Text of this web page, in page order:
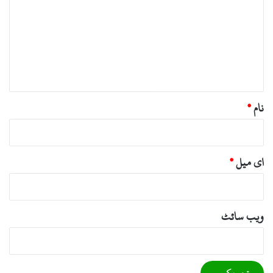
نام*
ای میل*
ویب‌ سائٹ